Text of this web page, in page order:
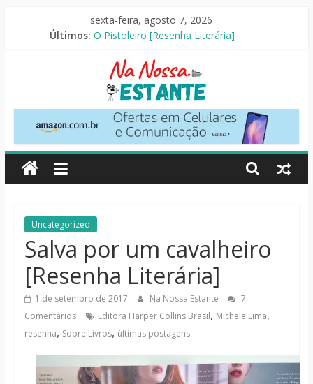
sexta-feira, agosto 7, 2026
Últimos: O Pistoleiro [Resenha Literária]
Mestres do Universo [Crtítica]
Slow Horses – 3ª Temporada [Crítica]
Seus Amigos e Vizinhos [Crítica]
Na
Nossa
Estante
Críticas
livros,
filmes,
séries
Uncategorized
Salva por um cavalheiro
[Resenha Literária]
1 de setembro de 2017 Na Nossa Estante
7
Comentários
Editora Harper Collins Brasil, Michele Lima,
resenha, Sobre Livros, últimas postagens